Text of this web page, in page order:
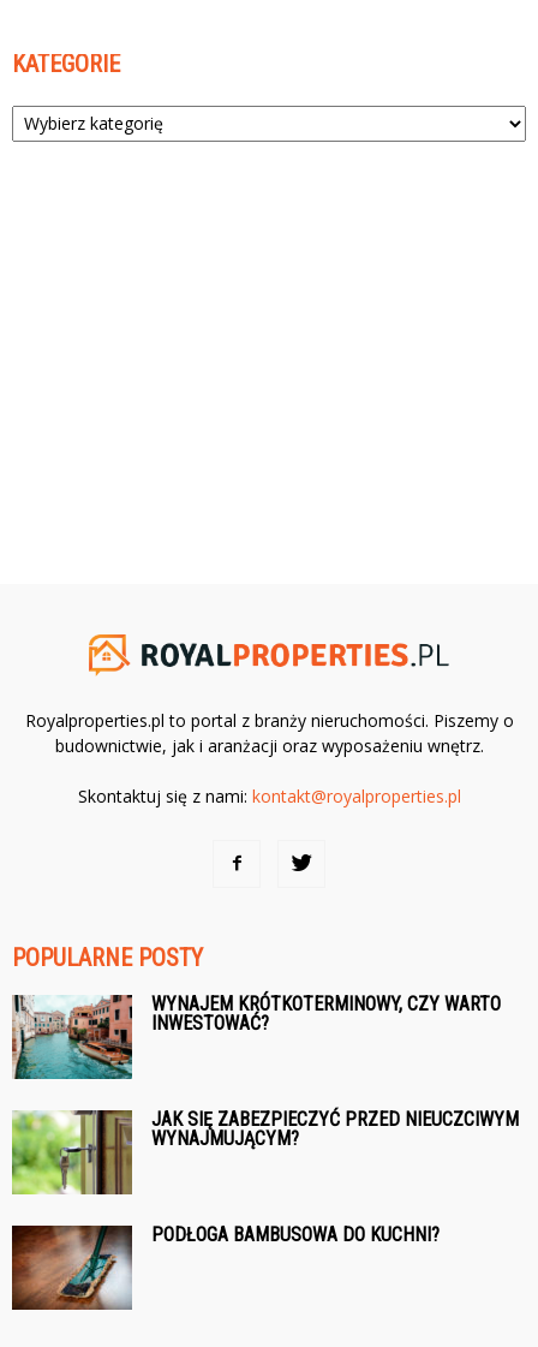
KATEGORIE
Kategorie
Royalproperties.pl to portal z branży nieruchomości. Piszemy o
budownictwie, jak i aranżacji oraz wyposażeniu wnętrz.
Skontaktuj się z nami: kontakt@royalproperties.pl
POPULARNE POSTY
WYNAJEM KRÓTKOTERMINOWY, CZY WARTO
INWESTOWAĆ?
JAK SIĘ ZABEZPIECZYĆ PRZED NIEUCZCIWYM
WYNAJMUJĄCYM?
PODŁOGA BAMBUSOWA DO KUCHNI?